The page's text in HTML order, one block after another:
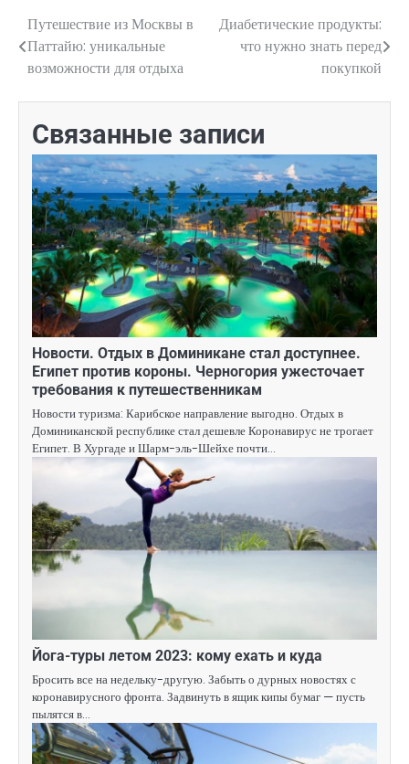
Навигация
по
записям
Путешествие из Москвы в
Паттайю: уникальные
возможности для отдыха
Диабетические продукты:
что нужно знать перед
покупкой
Связанные записи
Новости. Отдых в Доминикане стал доступнее.
Египет против короны. Черногория ужесточает
требования к путешественникам
Новости туризма: Карибское направление выгодно. Отдых в
Доминиканской республике стал дешевле Коронавирус не трогает
Египет. В Хургаде и Шарм-эль-Шейхе почти…
Йога-туры летом 2023: кому ехать и куда
Бросить все на недельку-другую. Забыть о дурных новостях с
коронавирусного фронта. Задвинуть в ящик кипы бумаг — пусть
пылятся в…